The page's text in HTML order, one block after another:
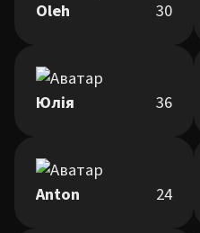
Oleh 30
Юлія 36
Anton 24